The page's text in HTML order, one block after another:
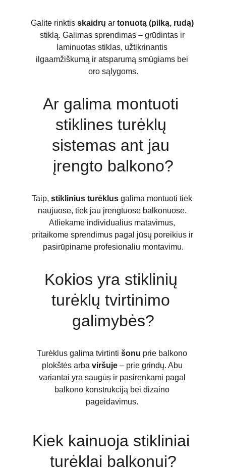
Galite rinktis skaidrų ar tonuotą (pilką, rudą)
stiklą. Galimas sprendimas – grūdintas ir
laminuotas stiklas, užtikrinantis
ilgaamžiškumą ir atsparumą smūgiams bei
oro sąlygoms.
Ar galima montuoti
stiklines turėklų
sistemas ant jau
įrengto balkono?
Taip, stiklinius turėklus galima montuoti tiek
naujuose, tiek jau įrengtuose balkonuose.
Atliekame individualius matavimus,
pritaikome sprendimus pagal jūsų poreikius ir
pasirūpiname profesionaliu montavimu.
Kokios yra stiklinių
turėklų tvirtinimo
galimybės?
Turėklus galima tvirtinti šonu prie balkono
plokštės arba viršuje – prie grindų. Abu
variantai yra saugūs ir pasirenkami pagal
balkono konstrukciją bei dizaino
pageidavimus.
Kiek kainuoja stikliniai
turėklai balkonui?